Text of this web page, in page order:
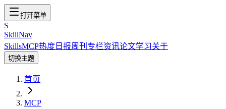
打开菜单
S
SkillNav
SkillsMCP热度 日报周刊 专栏资讯论文学习关于
切换主题
首页
MCP